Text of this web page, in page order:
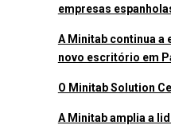
empresas
A Minitab continua a
novo escritório em
O Minitab Solution
A Minitab amplia a